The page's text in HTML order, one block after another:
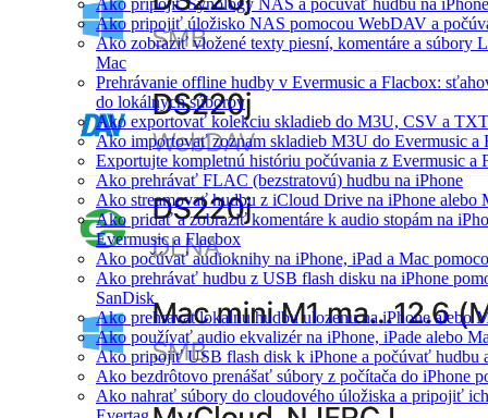
Ako pripojiť Synology NAS a počúvať hudbu na
Ako pripojiť úložisko NAS pomocou WebDAV a
Ako zobraziť vložené texty piesní, komentáre a súbory
Mac
Prehrávanie offline hudby v Evermusic a Flacbox:
do lokálnych súborov
Ako exportovať kolekciu skladieb do M3U, CSV a
Ako importovať zoznam skladieb M3U do Evermusic a
Exportujte kompletnú históriu počúvania z Evermusic a
Ako prehrávať FLAC (bezstratovú) hudbu na iPhone
Ako streamovať hudbu z iCloud Drive na iPhone alebo
Ako pridať a zobraziť komentáre k audio stopám na
Evermusic a Flacbox
Ako počúvať audioknihy na iPhone, iPad a Mac
Ako prehrávať hudbu z USB flash disku na iPhone
SanDisk
Ako prehravat lokalnu hudbu ulozenu na iPhone alebo
Ako používať audio ekvalizér na iPhone, iPade alebo
Ako pripojiť USB flash disk k iPhone a počúvať hudbu
Ako bezdrôtovo prenášať súbory z počítača do iPhone
Ako nahrať súbory do cloudového úložiska a pripojiť